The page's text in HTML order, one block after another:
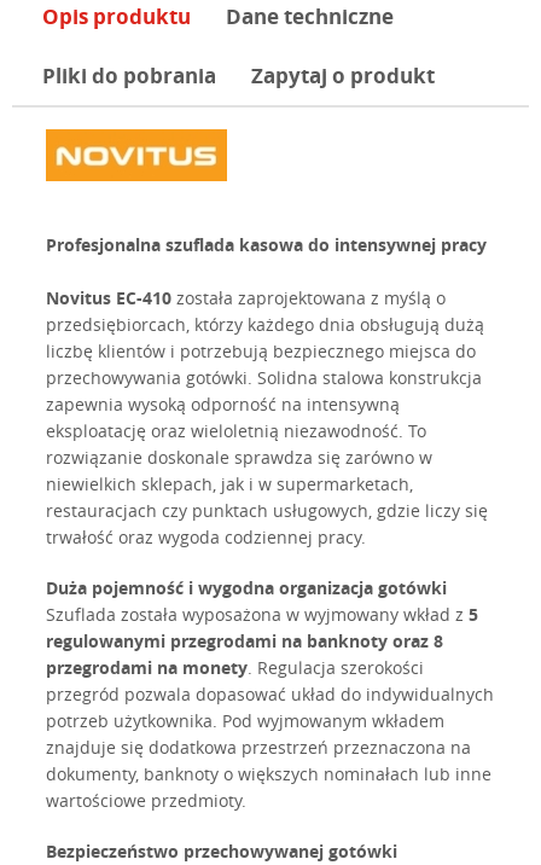
Opis produktu Dane techniczne
Pliki do pobrania Zapytaj o produkt
Profesjonalna szuflada kasowa do intensywnej pracy
Novitus EC-410 została zaprojektowana z myślą o
przedsiębiorcach, którzy każdego dnia obsługują dużą
liczbę klientów i potrzebują bezpiecznego miejsca do
przechowywania gotówki. Solidna stalowa konstrukcja
zapewnia wysoką odporność na intensywną
eksploatację oraz wieloletnią niezawodność. To
rozwiązanie doskonale sprawdza się zarówno w
niewielkich sklepach, jak i w supermarketach,
restauracjach czy punktach usługowych, gdzie liczy się
trwałość oraz wygoda codziennej pracy.
Duża pojemność i wygodna organizacja gotówki
Szuflada została wyposażona w wyjmowany wkład z 5
regulowanymi przegrodami na banknoty oraz 8
przegrodami na monety . Regulacja szerokości
przegród pozwala dopasować układ do indywidualnych
potrzeb użytkownika. Pod wyjmowanym wkładem
znajduje się dodatkowa przestrzeń przeznaczona na
dokumenty, banknoty o większych nominałach lub inne
wartościowe przedmioty.
Bezpieczeństwo przechowywanej gotówki